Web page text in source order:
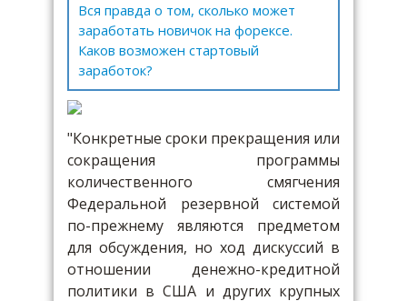
Вся правда о том, сколько может
заработать новичок на форексе.
Каков возможен стартовый
заработок?
"Конкретные сроки прекращения или
сокращения программы
количественного смягчения
Федеральной резервной системой
по-прежнему являются предметом
для обсуждения, но ход дискуссий в
отношении денежно-кредитной
политики в США и других крупных